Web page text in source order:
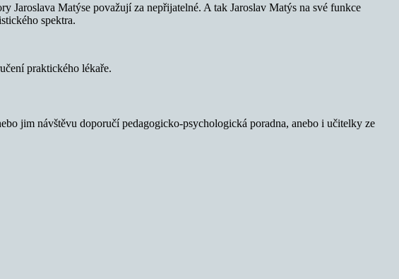
Matýse považují za nepřijatelné. A tak Jaroslav Matýs na své funkce
spektra.
praktického lékaře.
jim návštěvu doporučí pedagogicko-psychologická poradna, anebo i učitelky ze